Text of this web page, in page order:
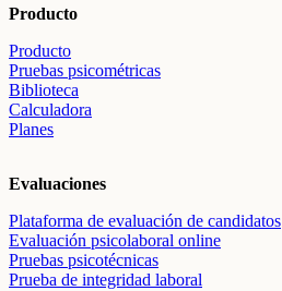
Producto
Producto
Pruebas psicométricas
Biblioteca
Calculadora
Planes
Evaluaciones
Plataforma de evaluación de candidatos
Evaluación psicolaboral online
Pruebas psicotécnicas
Prueba de integridad laboral